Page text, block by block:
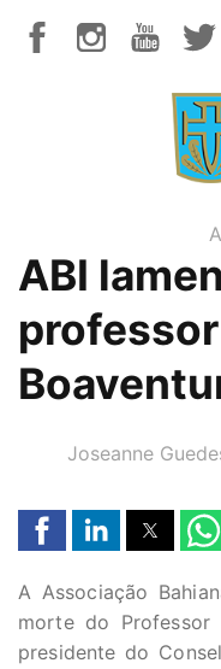
ABI
AUTOR(A):
Joseanne
A Associação
morte do Professor
presidente do